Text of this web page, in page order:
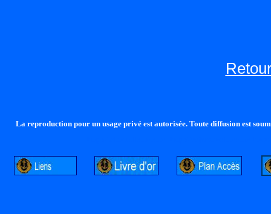
La reproduction pour un usage privé est autorisée. Toute diffusion est